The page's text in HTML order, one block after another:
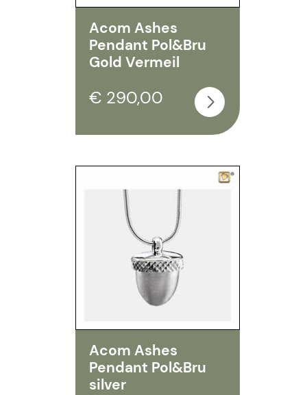
Acom Ashes
Pendant Pol&Bru
Gold Vermeil
€ 290,00
Acom Ashes
Pendant Pol&Bru
silver